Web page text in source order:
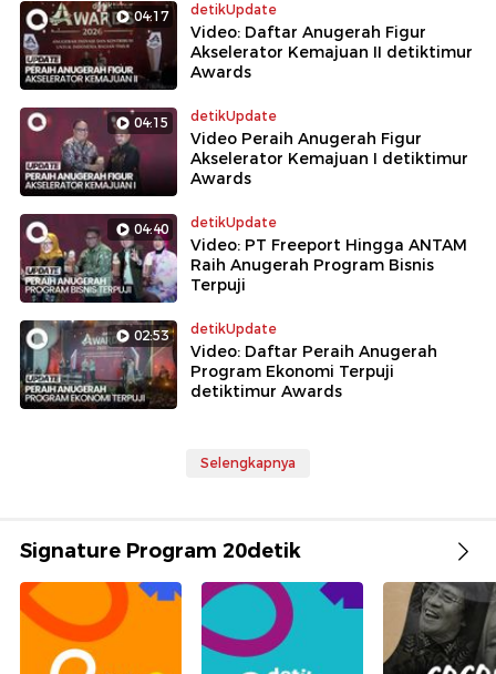
04:17 detikUpdate
Video: Daftar Anugerah Figur
Akselerator Kemajuan II detiktimur
Awards
04:15 detikUpdate
Video Peraih Anugerah Figur
Akselerator Kemajuan I detiktimur
Awards
04:40 detikUpdate
Video: PT Freeport Hingga ANTAM
Raih Anugerah Program Bisnis
Terpuji
02:53 detikUpdate
Video: Daftar Peraih Anugerah
Program Ekonomi Terpuji
detiktimur Awards
Selengkapnya
Signature Program 20detik